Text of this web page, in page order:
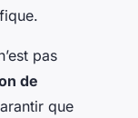
pas
de
que